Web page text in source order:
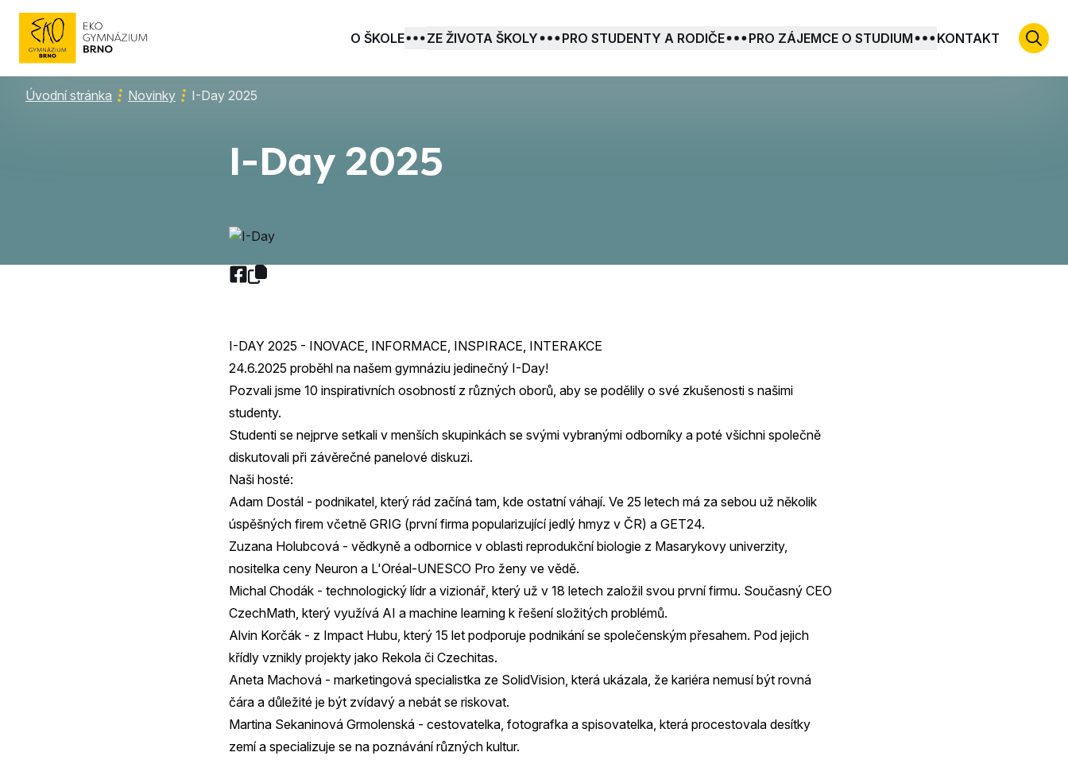
O ŠKOLE ZE ŽIVOTA ŠKOLY PRO STUDENTY A RODIČE PRO ZÁJEMCE O STUDIUM KONTAKT
Úvodní stránka Novinky I-Day 2025
I-Day 2025
I-DAY 2025 - INOVACE, INFORMACE, INSPIRACE, INTERAKCE
24.6.2025 proběhl na našem gymnáziu jedinečný I-Day!
Pozvali jsme 10 inspirativních osobností z různých oborů, aby se podělily o své zkušenosti s našimi
studenty.
Studenti se nejprve setkali v menších skupinkách se svými vybranými odborníky a poté všichni společně
diskutovali při závěrečné panelové diskuzi.
Naši hosté:
Adam Dostál - podnikatel, který rád začíná tam, kde ostatní váhají. Ve 25 letech má za sebou už několik
úspěšných firem včetně GRIG (první firma popularizující jedlý hmyz v ČR) a GET24.
Zuzana Holubcová - vědkyně a odbornice v oblasti reprodukční biologie z Masarykovy univerzity,
nositelka ceny Neuron a L'Oréal-UNESCO Pro ženy ve vědě.
Michal Chodák - technologický lídr a vizionář, který už v 18 letech založil svou první firmu. Současný CEO
CzechMath, který využívá AI a machine learning k řešení složitých problémů.
Alvin Korčák - z Impact Hubu, který 15 let podporuje podnikání se společenským přesahem. Pod jejich
křídly vznikly projekty jako Rekola či Czechitas.
Aneta Machová - marketingová specialistka ze SolidVision, která ukázala, že kariéra nemusí být rovná
čára a důležité je být zvídavý a nebát se riskovat.
Martina Sekaninová Grmolenská - cestovatelka, fotografka a spisovatelka, která procestovala desítky
zemí a specializuje se na poznávání různých kultur.